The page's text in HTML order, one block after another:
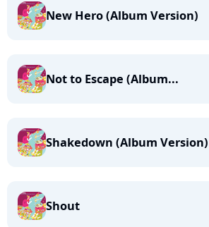
New Hero (Album Version)
Not to Escape (Album...
Shakedown (Album Version)
Shout